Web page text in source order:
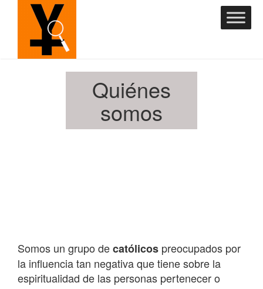
Quiénes
somos
Somos un grupo decatólicos preocupados por
la influencia tan negativa que tiene sobre la
espiritualidad de las personas pertenecer o